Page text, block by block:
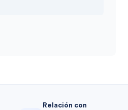
Relación con